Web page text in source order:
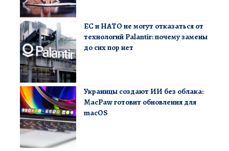
ЕС и НАТО не могут отказаться от
технологий Palantir: почему замены
до сих пор нет
Украинцы создают ИИ без облака:
MacPaw готовит обновления для
macOS